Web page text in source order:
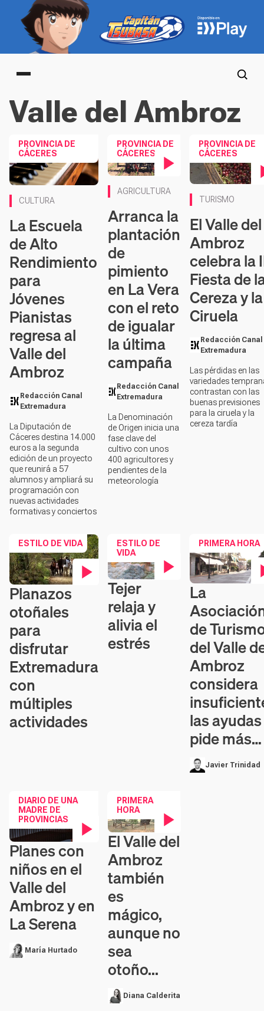
Main menu
Valle del Ambroz
PROVINCIA DE
CÁCERES
CULTURA
La Escuela
de Alto
Rendimiento
para
Jóvenes
Pianistas
regresa al
Valle del
Ambroz
Redacción Canal
Extremadura
La Diputación de
Cáceres destina 14.000
euros a la segunda
edición de un proyecto
que reunirá a 57
alumnos y ampliará su
programación con
nuevas actividades
formativas y conciertos
PROVINCIA DE
CÁCERES
AGRICULTURA
Arranca la
plantación
de
pimiento
en La Vera
con el reto
de igualar
la última
campaña
Redacción Canal
Extremadura
La Denominación
de Origen inicia una
fase clave del
cultivo con unos
400 agricultores y
pendientes de la
meteorología
PROVINCIA DE
CÁCERES
TURISMO
El Valle del
Ambroz
celebra la
Fiesta de
Cereza y la
Ciruela
Redacción Canal
Extremadura
Las pérdidas en las
variedades
contrastan con las
buenas previsiones
para la ciruela y la
cereza tardía
ESTILO DE VIDA
Contenido en vídeo
Planazos
otoñales
para
disfrutar
Extremadura
con
múltiples
actividades
ESTILO DE
VIDA
Contenido en vídeo
Tejer
relaja y
alivia el
estrés
PRIMERA HORA
Contenido en
La
de
del Valle
Ambroz
considera
las
pide más…
Javier Trinidad
DIARIO DE UNA
MADRE DE
PROVINCIAS
Contenido en vídeo
Planes con
niños en el
Valle del
Ambroz y en
La Serena
María Hurtado
PRIMERA
HORA
Contenido en vídeo
El Valle del
Ambroz
también
es
mágico,
aunque no
sea
otoño...
Diana Calderita